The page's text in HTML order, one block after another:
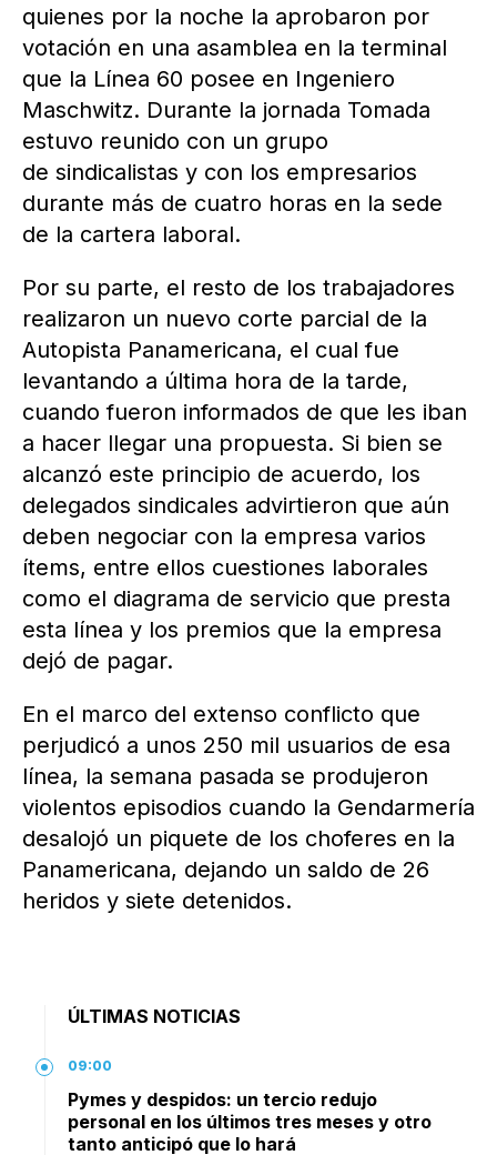
quienes por la noche la aprobaron por
votación en una asamblea en la terminal
que la Línea 60 posee en Ingeniero
Maschwitz. Durante la jornada Tomada
estuvo reunido con un grupo
de sindicalistas y con los empresarios
durante más de cuatro horas en la sede
de la cartera laboral.
Por su parte, el resto de los trabajadores
realizaron un nuevo corte parcial de la
Autopista Panamericana, el cual fue
levantando a última hora de la tarde,
cuando fueron informados de que les iban
a hacer llegar una propuesta. Si bien se
alcanzó este principio de acuerdo, los
delegados sindicales advirtieron que aún
deben negociar con la empresa varios
ítems, entre ellos cuestiones laborales
como el diagrama de servicio que presta
esta línea y los premios que la empresa
dejó de pagar.
En el marco del extenso conflicto que
perjudicó a unos 250 mil usuarios de esa
línea, la semana pasada se produjeron
violentos episodios cuando la Gendarmería
desalojó un piquete de los choferes en la
Panamericana, dejando un saldo de 26
heridos y siete detenidos.
ÚLTIMAS NOTICIAS
09:00
Pymes y despidos: un tercio redujo
personal en los últimos tres meses y otro
tanto anticipó que lo hará